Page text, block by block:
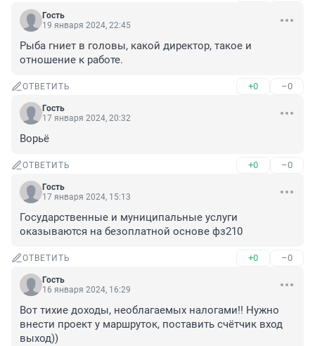
Гость
19 января 2024, 22:45
Рыба гниет в головы, какой директор, такое и
отношение к работе.
ОТВЕТИТЬ +0 –0
Гость
17 января 2024, 20:32
Ворьë
ОТВЕТИТЬ +0 –0
Гость
17 января 2024, 15:13
Государственные и муниципальные услуги
оказываются на безоплатной основе фз210
ОТВЕТИТЬ +0 –0
Гость
16 января 2024, 16:29
Вот тихие доходы, необлагаемых налогами!! Нужно
внести проект у маршруток, поставить счётчик вход
выход))